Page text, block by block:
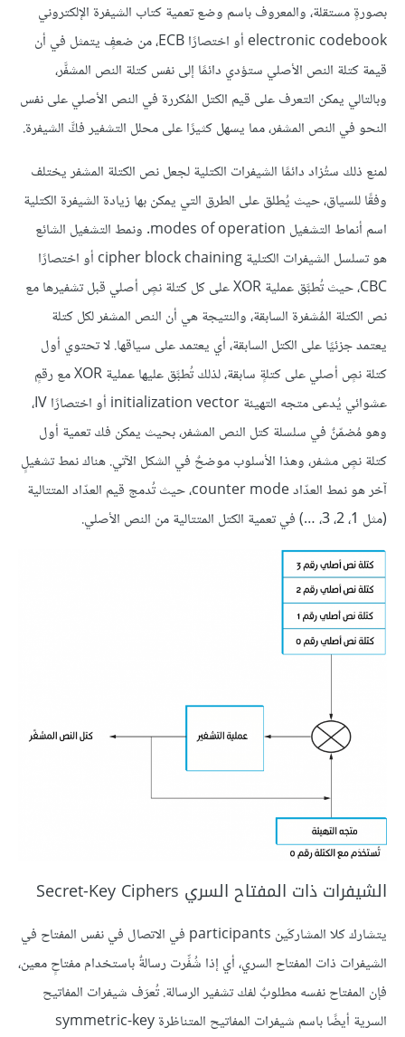
بصورةٍ مستقلة، والمعروف باسم وضع تعمية كتاب الشيفرة الإلكتروني
electronic codebook أو اختصارًا ECB، من ضعفٍ يتمثل في أن
قيمة كتلة النص الأصلي ستؤدي دائمًا إلى نفس كتلة النص المشفَّر،
وبالتالي يمكن التعرف على قيم الكتل المُكررة في النص الأصلي على نفس
النحو في النص المشفر، مما يسهل كثيرًا على محلل التشفير فكَّ الشيفرة.
لمنع ذلك ستُزاد دائمًا الشيفرات الكتلية لجعل نص الكتلة المشفر يختلف
وفقًا للسياق، حيث يُطلق على الطرق التي يمكن بها زيادة الشيفرة الكتلية
اسم أنماط التشغيل modes of operation. ونمط التشغيل الشائع
هو تسلسل الشيفرات الكتلية cipher block chaining أو اختصارًا
CBC، حيث تُطبَّق عملية XOR على كل كتلة نصٍ أصلي قبل تشفيرها مع
نص الكتلة المُشفرة السابقة، والنتيجة هي أن النص المشفر لكل كتلة
يعتمد جزئيًا على الكتل السابقة، أي يعتمد على سياقها. لا تحتوي أول
كتلة نصٍ أصلي على كتلةٍ سابقة، لذلك تُطبَّق عليها عملية XOR مع رقمٍ
عشوائي يُدعى متجه التهيئة initialization vector أو اختصارًا IV،
وهو مُضمّنٌ في سلسلة كتل النص المشفر، بحيث يمكن فك تعمية أول
كتلة نصٍ مشفر، وهذا الأسلوب موضحٌ في الشكل الآتي. هناك نمط تشغيلٍ
آخر هو نمط العدّاد counter mode، حيث تُدمج قيم العدّاد المتتالية
(مثل 1، 2، 3، …) في تعمية الكتل المتتالية من النص الأصلي.
الشيفرات ذات المفتاح السري Secret-Key Ciphers
يتشارك كلا المشاركَين participants في الاتصال في نفس المفتاح في
الشيفرات ذات المفتاح السري، أي إذا شُفِّرت رسالةٌ باستخدام مفتاحٍ معين،
فإن المفتاح نفسه مطلوبٌ لفك تشفير الرسالة. تُعرَف شيفرات المفاتيح
السرية أيضًا باسم شيفرات المفاتيح المتناظرة symmetric-key